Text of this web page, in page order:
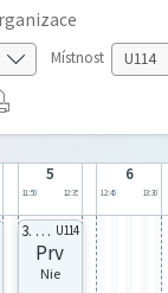
Místnost
5
11:50 12:35
6
12:45 13:30
3. celá U114
Prv
Nie